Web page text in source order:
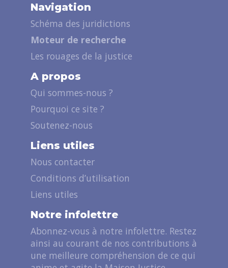
Navigation
Schéma des juridictions
Moteur de recherche
Les rouages de la justice
A propos
Qui sommes-nous ?
Pourquoi ce site ?
Soutenez-nous
Liens utiles
Nous contacter
Conditions d’utilisation
Liens utiles
Notre infolettre
Abonnez-vous à notre infolettre. Restez
ainsi au courant de nos contributions à
une meilleure compréhension de ce qui